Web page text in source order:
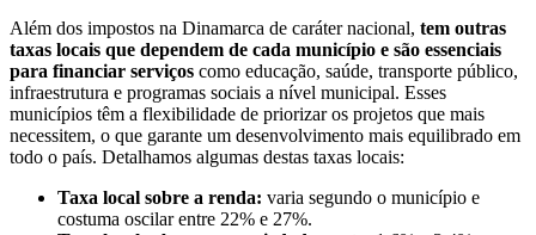
Além dos impostos na Dinamarca de caráter nacional, tem outras
taxas locais que dependem de cada município e são essenciais
para financiar serviços como educação, saúde, transporte público,
infraestrutura e programas sociais a nível municipal. Esses
municípios têm a flexibilidade de priorizar os projetos que mais
necessitem, o que garante um desenvolvimento mais equilibrado em
todo o país. Detalhamos algumas destas taxas locais:
Taxa local sobre a renda: varia segundo o município e
costuma oscilar entre 22% e 27%.